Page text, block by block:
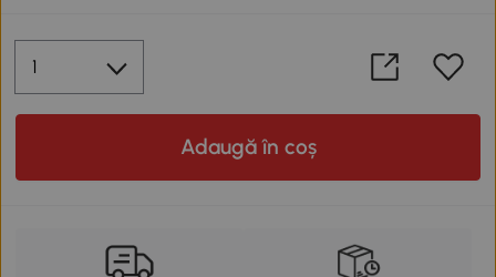
Adaugă în coș